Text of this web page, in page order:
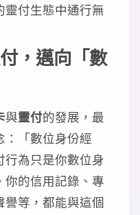
付生態中通行無
，邁向「數
與靈付的發展，最
：「數位身份經
為只是你數位身
的信用記錄、專
譽等，都能與這個